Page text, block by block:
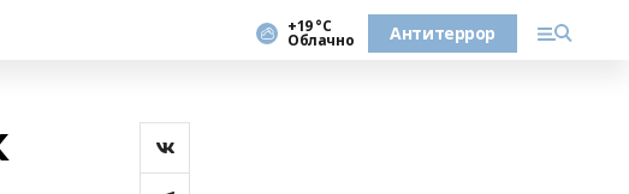
+19 °С
Облачно Антитеррор